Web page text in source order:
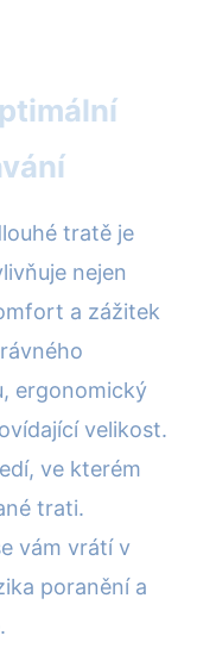
tratě je
nejen
a zážitek
ergonomický
velikost.
ve kterém
trati.
vám vrátí v
poranění a